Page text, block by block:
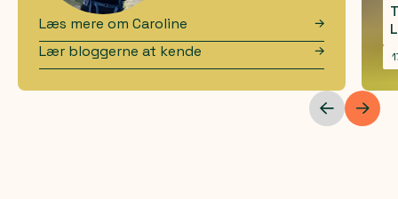
Læs mere om Caroline
Lær bloggerne at kende